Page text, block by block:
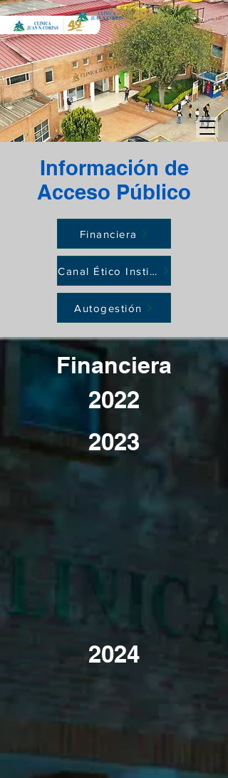
Información de
Acceso Público
Financiera
Canal Ético Institucional
Autogestión
Financiera
2022
2023
2024